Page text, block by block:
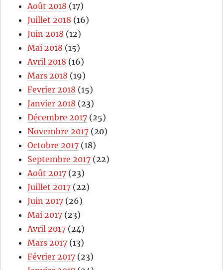
Août 2018 (17)
Juillet 2018 (16)
Juin 2018 (12)
Mai 2018 (15)
Avril 2018 (16)
Mars 2018 (19)
Fevrier 2018 (15)
Janvier 2018 (23)
Décembre 2017 (25)
Novembre 2017 (20)
Octobre 2017 (18)
Septembre 2017 (22)
Août 2017 (23)
Juillet 2017 (22)
Juin 2017 (26)
Mai 2017 (23)
Avril 2017 (24)
Mars 2017 (13)
Février 2017 (23)